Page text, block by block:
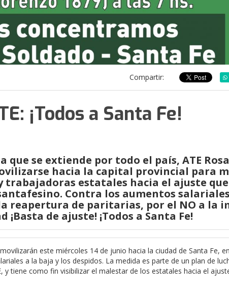
Compartir:
¡Todos a Santa Fe!
que se extiende por todo el país, ATE
hacia la capital provincial para
trabajadoras estatales hacia el ajuste
Contra los aumentos
reapertura de paritarias, por el NO a la
de ajuste! ¡Todos a Santa Fe!
este miércoles 14 de junio hacia la ciudad de Santa Fe,
a la baja y los despidos. La medida es parte de un plan de
y tiene como fin visibilizar el malestar de los estatales hacia el